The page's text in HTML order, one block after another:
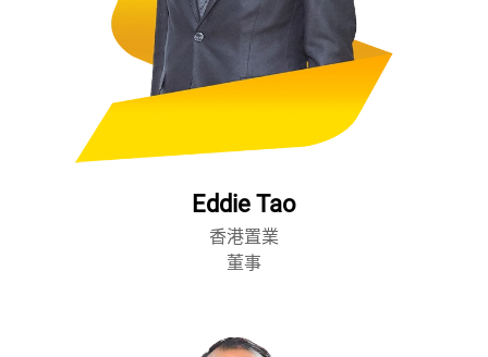
Eddie Tao
香港置業
董事